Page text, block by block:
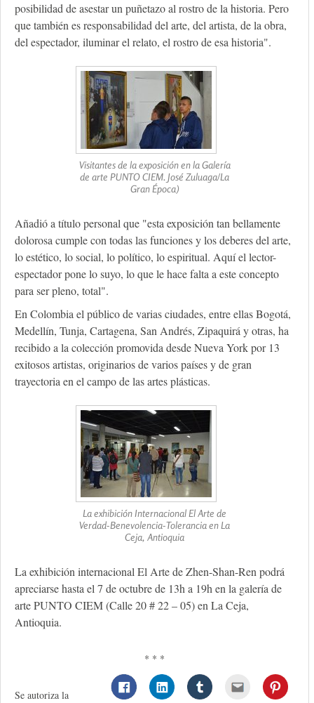
posibilidad de asestar un puñetazo al rostro de la historia. Pero
que también es responsabilidad del arte, del artista, de la obra,
del espectador, iluminar el relato, el rostro de esa historia".
Visitantes de la exposición en la Galería
de arte PUNTO CIEM. José Zuluaga/La
Gran Época)
Añadió a título personal que "esta exposición tan bellamente
dolorosa cumple con todas las funciones y los deberes del arte,
lo estético, lo social, lo político, lo espiritual. Aquí el lector-
espectador pone lo suyo, lo que le hace falta a este concepto
para ser pleno, total".
En Colombia el público de varias ciudades, entre ellas Bogotá,
Medellín, Tunja, Cartagena, San Andrés, Zipaquirá y otras, ha
recibido a la colección promovida desde Nueva York por 13
exitosos artistas, originarios de varios países y de gran
trayectoria en el campo de las artes plásticas.
La exhibición Internacional El Arte de
Verdad-Benevolencia-Tolerancia en La
Ceja, Antioquia
La exhibición internacional El Arte de Zhen-Shan-Ren podrá
apreciarse hasta el 7 de octubre de 13h a 19h en la galería de
arte PUNTO CIEM (Calle 20 # 22 – 05) en La Ceja,
Antioquia.
* * *
Se autoriza la